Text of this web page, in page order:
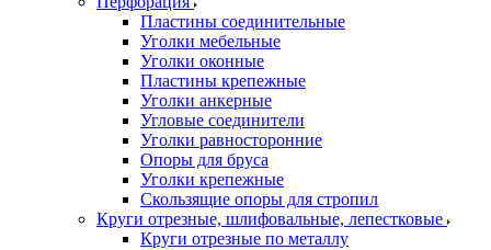
Пластины соединительные
Уголки мебельные
Уголки оконные
Пластины крепежные
Уголки анкерные
Угловые соединители
Уголки равносторонние
Опоры для бруса
Уголки крепежные
Скользящие опоры для стропил
Круги отрезные, шлифовальные, лепестковые
Круги отрезные по металлу